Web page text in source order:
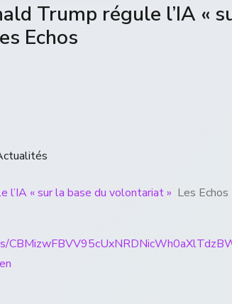
Trump régule l’IA «
Echos
l’IA « sur la base du volontariat » Les Echos